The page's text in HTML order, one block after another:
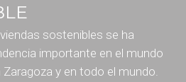
sostenibles se ha
importante en el mundo
y en todo el mundo.